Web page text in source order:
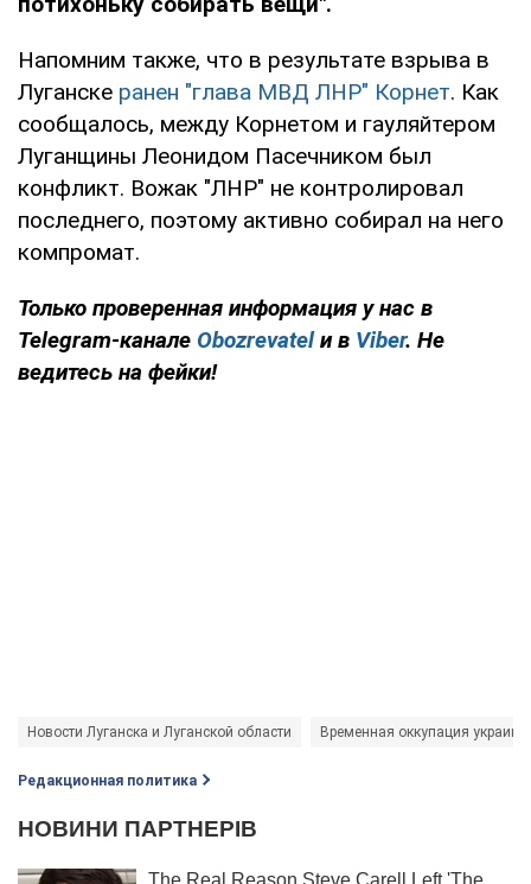
Напомним также, что в результате взрыва в
Луганске ранен "глава МВД ЛНР" Корнет. Как
сообщалось, между Корнетом и гауляйтером
Луганщины Леонидом Пасечником был
конфликт. Вожак "ЛНР" не контролировал
последнего, поэтому активно собирал на него
компромат.
Только проверенная информация у нас в
Telegram-канале Obozrevatelи в Viber. Не
ведитесь на фейки!
Новости Луганска и Луганской области Временная оккупация
Редакционная политика